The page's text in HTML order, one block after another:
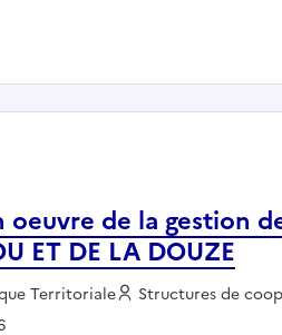
projet zones humides et rivière
oeuvre de la gestion
ET DE LA DOUZE
:Territoriale Employeur :
Structures de